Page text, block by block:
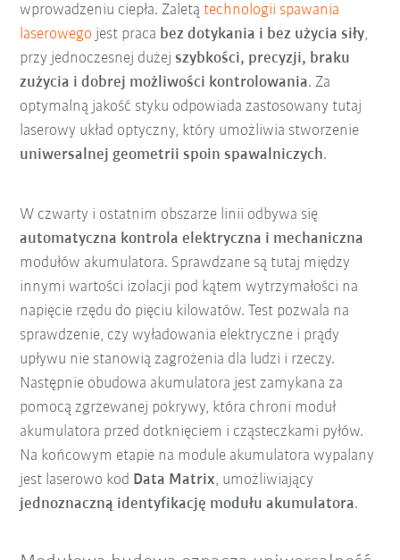
wprowadzeniu ciepła. Zaletątechnologii spawania
laserowego jest praca bez dotykania i bez użycia siły,
przy jednoczesnej dużejszybkości, precyzji, braku
zużycia i dobrej możliwości kontrolowania. Za
optymalną jakość styku odpowiada zastosowany tutaj
laserowy układ optyczny, który umożliwia stworzenie
uniwersalnej geometrii spoin spawalniczych.
W czwarty i ostatnim obszarze linii odbywa się
automatyczna kontrola elektryczna i mechaniczna
modułów akumulatora. Sprawdzane są tutaj między
innymi wartości izolacji pod kątem wytrzymałości na
napięcie rzędu do pięciu kilowatów. Test pozwala na
sprawdzenie, czy wyładowania elektryczne i prądy
upływu nie stanowią zagrożenia dla ludzi i rzeczy.
Następnie obudowa akumulatora jest zamykana za
pomocą zgrzewanej pokrywy, która chroni moduł
akumulatora przed dotknięciem i cząsteczkami pyłów.
Na końcowym etapie na module akumulatora wypalany
jest laserowo kod Data Matrix, umożliwiający
jednoznaczną identyfikację modułu akumulatora.